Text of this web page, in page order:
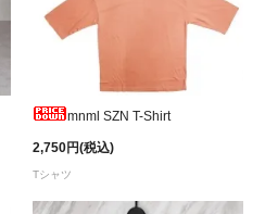
mnml SZN T-Shirt
2,750円(税込)
Tシャツ